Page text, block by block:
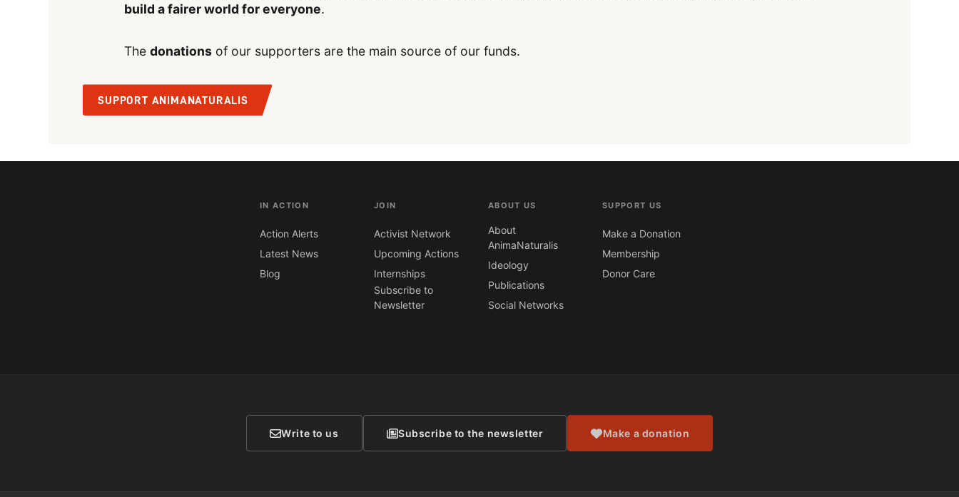
build a fairer world for everyone.
The donationsof our supporters are the main source of our funds.
SUPPORT ANIMANATURALIS
IN ACTION
Action Alerts
Latest News
Blog
JOIN
Activist Network
Upcoming Actions
Internships
Subscribe to
Newsletter
ABOUT US
About
AnimaNaturalis
Ideology
Publications
Social Networks
SUPPORT US
Make a Donation
Membership
Donor Care
Write to us Subscribe to the newsletter Make a donation